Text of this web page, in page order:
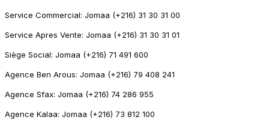
Service Commercial: Jomaa (+216) 31 30 31 00
Service Apres Vente: Jomaa (+216) 31 30 31 01
Siège Social: Jomaa (+216) 71 491 600
Agence Ben Arous: Jomaa (+216) 79 408 241
Agence Sfax: Jomaa (+216) 74 286 955
Agence Kalaa: Jomaa (+216) 73 812 100